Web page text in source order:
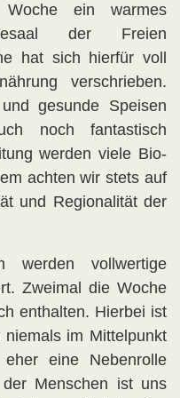
ein warmes
der Freien
hat sich hierfür voll
verschrieben.
gesunde Speisen
noch fantastisch
werden viele Bio-
achten wir stets auf
und Regionalität der
vollwertige
Zweimal die Woche
enthalten. Hierbei ist
im Mittelpunkt
eine Nebenrolle
Menschen ist uns